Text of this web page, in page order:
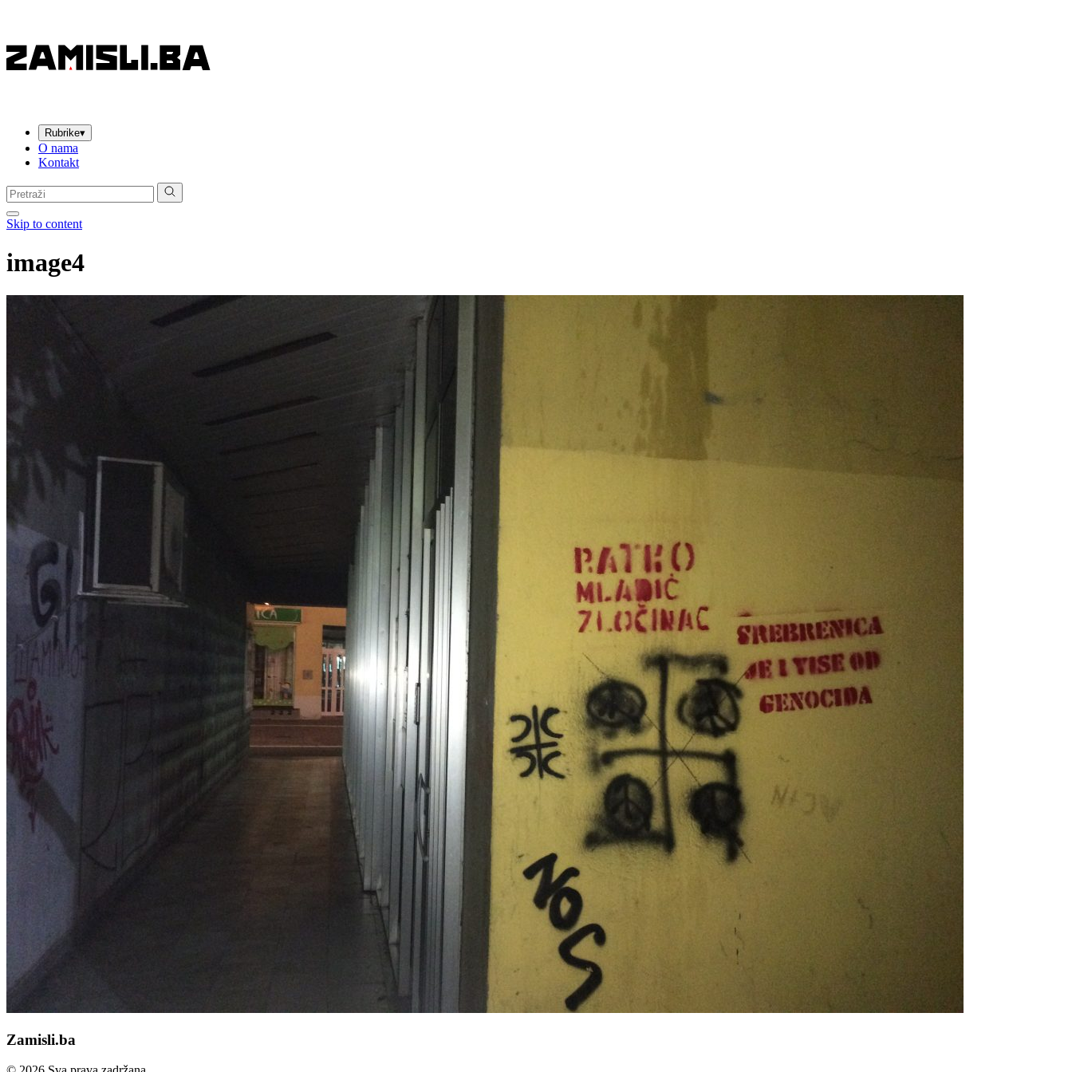
Rubrike▾
O nama
Kontakt
Pretraga:
Skip to content
image4
Zamisli.ba